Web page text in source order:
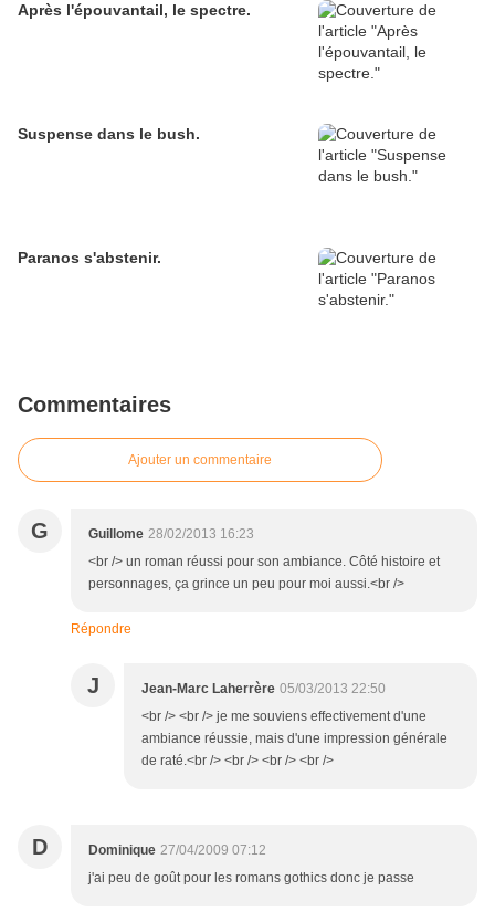
Après l'épouvantail, le spectre.
Suspense dans le bush.
Paranos s'abstenir.
Commentaires
Ajouter un commentaire
G Guillome 28/02/2013 16:23
<br /> un roman réussi pour son ambiance. Côté histoire et
personnages, ça grince un peu pour moi aussi.<br />
Répondre
J Jean-Marc Laherrère 05/03/2013 22:50
<br /> <br /> je me souviens effectivement d'une
ambiance réussie, mais d'une impression générale
de raté.<br /> <br /> <br /> <br />
D Dominique 27/04/2009 07:12
j'ai peu de goût pour les romans gothics donc je passe